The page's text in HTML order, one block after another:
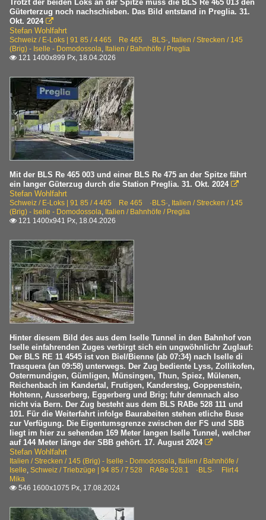
Domodossola
Iselle
Preglia
Varzo
Schweiz
E-Loks | 91 85
Spezifikationen der Baureihen
4 420 Re 420 Re 4/4 II 1. Serie ·SBB·BLS·WRS·
4 420 Re 420 Re 4/4 II 2. Serie ·SBB·MThB·
4 425 Re 425 Re 4/4 ·BLS·
4 430 Re 430 Re 4/4 III ·EBT
4 460 Re 460 ·SBB·
4 465 Re 465 ·BLS·
4 482 Re 482 ·SBB·sonstige· Traxx AC1
4 485 Re 485 ·BLS· Traxx AC1
4 486 Re 486 ·BLS· Traxx MS2e
4 620 Re 620 Re 6/6 ·SBB·RailAdventure·
Personenwagen
IC-Steuerwagen für EW IV
Personenwagen | ältere Bauart
Einheitswagen I
Steuerwagen älterer Bauart
Triebzüge | 93 85 HGV
0 503 RABe 503 ·SBB· Astoro
0 610 ETR 610 ·SBB· Astoro
Triebzüge | 94 85
2018
2020
2020
2022
2023
2024
Trotzt der beiden Loks an der Spitze muss die BLS Re 465 013 den
Güterterzug noch nachschieben. Das Bild entstand in Preglia. 31.
Okt. 2024 
Stefan Wohlfahrt
Schweiz / E-Loks | 91 85 / 4 465 Re 465 ·BLS·, Italien / Strecken / 145
(Brig) - Iselle - Domodossola, Italien / Bahnhöfe / Preglia
 121 1400x899 Px, 18.04.2026
Mit der BLS Re 465 003 und einer BLS Re 475 an der Spitze fährt
ein langer Güterzug durch die Station Preglia. 31. Okt. 2024 
Stefan Wohlfahrt
Schweiz / E-Loks | 91 85 / 4 465 Re 465 ·BLS·, Italien / Strecken / 145
(Brig) - Iselle - Domodossola, Italien / Bahnhöfe / Preglia
 121 1400x941 Px, 18.04.2026
Hinter diesem Bild des aus dem Iselle Tunnel in den Bahnhof von
Iselle einfahrenden Zuges verbirgt sich ein ungwöhnlichr Zuglauf:
Der BLS RE 11 4545 ist von Biel/Bienne (ab 07:34) nach Iselle di
Trasquera (an 09:58) unterwegs. Der Zug bediente Lyss, Zollikofen,
Ostermundigen, Gümligen, Münsingen, Thun, Spiez, Mülenen,
Reichenbach im Kandertal, Frutigen, Kandersteg, Goppenstein,
Hohtenn, Ausserberg, Eggerberg und Brig; fuhr demnach also
nicht via Bern. Der Zug besteht aus dem BLS RABe 528 111 und
101. Für die Weiterfahrt infolge Baurabeiten stehen etliche Buse
zur Verfügung. Die Eigentumsgrenze zwischen der FS und SBB
liegt im hier zu sehenden 169 Meter langen Iselle Tunnel, welcher
auf 144 Meter länge der SBB gehört. 17. August 2024 
Stefan Wohlfahrt
Italien / Strecken / 145 (Brig) - Iselle - Domodossola, Italien / Bahnhöfe /
Iselle, Schweiz / Triebzüge | 94 85 / 7 528 RABe 528.1 ·BLS· Flirt 4
Mika
 546 1600x1075 Px, 17.08.2024